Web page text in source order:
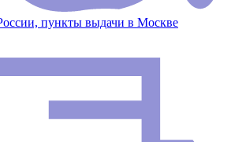
пункты выдачи в Москве